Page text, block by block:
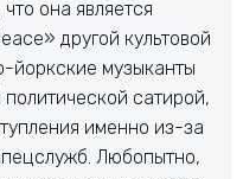
она является
другой культовой
йоркские музыканты
сатирой,
именно из-за
Любопытно,